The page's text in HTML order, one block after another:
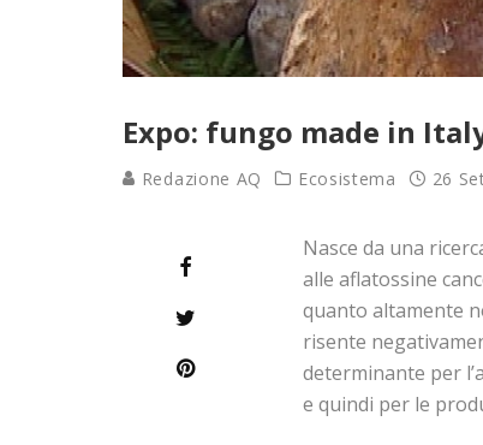
Expo: fungo made in
Redazione AQ Ecosistema 26
Nasce da una
alle aflatossine
quanto altamente
risente
determinante per
e quindi per le